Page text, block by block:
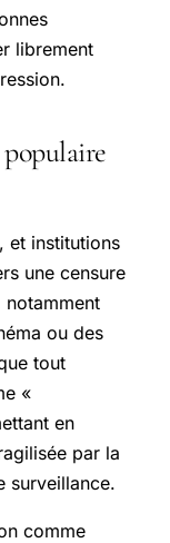
librement
et institutions
une censure
notamment
ou des
tout
«
en
par la
surveillance.
comme